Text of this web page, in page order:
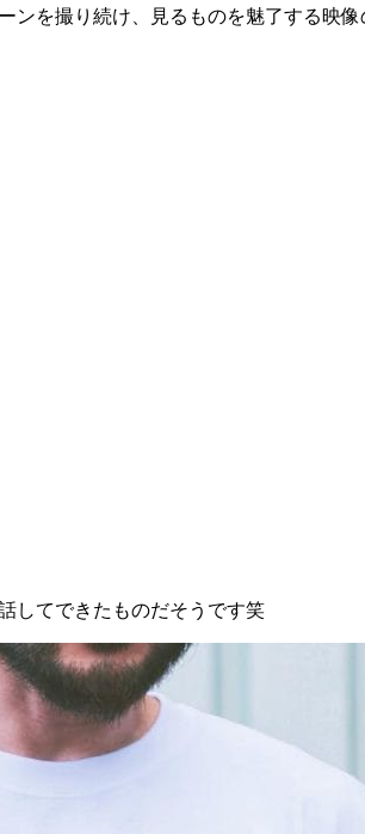
ンを撮り続け、見るものを魅了する映
してできたものだそうです笑